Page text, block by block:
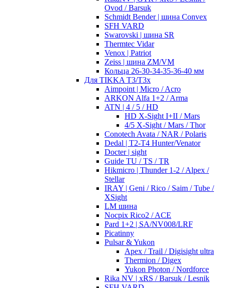
Ovod / Barsuk
Schmidt Bender | шина Convex
SFH VARD
Swarovski | шина SR
Thermtec Vidar
Venox | Patriot
Zeiss | шина ZM/VM
Кольца 26-30-34-35-36-40 мм
Для TIKKA T3/T3x
Aimpoint | Micro / Acro
ARKON Alfa 1+2 / Arma
ATN | 4 / 5 / HD
HD X-Sight I+II / Mars
4/5 X-Sight / Mars / Thor
Conotech Avata / NAR / Polaris
Dedal | T2-T4 Hunter/Venator
Docter | sight
Guide TU / TS / TR
Hikmicro | Thunder 1-2 / Alpex /
Stellar
IRAY | Geni / Rico / Saim / Tube /
XSight
LM шина
Nocpix Rico2 / ACE
Pard 1+2 | SA/NV008/LRF
Picatinny
Pulsar & Yukon
Apex / Trail / Digisight ultra
Thermion / Digex
Yukon Photon / Nordforce
Rika NV | xRS / Barsuk / Lesnik